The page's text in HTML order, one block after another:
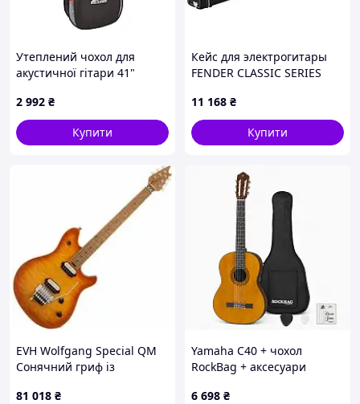
Утеплений чохол для
акустичної гітари 41"
2 992 ₴
Купити
Кейс для электрогитары
FENDER CLASSIC SERIES
BLACK
11 168 ₴
Купити
EVH Wolfgang Special QM
Сонячний гриф із
81 018 ₴
Yamaha C40 + чохол
RockBag + аксесуари
6 698 ₴